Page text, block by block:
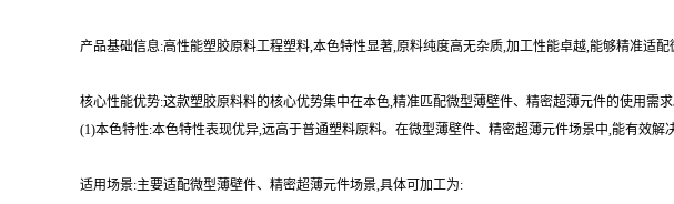
产品基础信息:高性能塑胶原料工程塑料,本色特性显著,原料纯度高无杂质,加工性能卓越,能够精准适
核心性能优势:这款塑胶原料料的核心优势集中在本色,精准匹配微型薄壁件、精密超薄元件的使用需求
(1)本色特性:本色特性表现优异,远高于普通塑料原料。在微型薄壁件、精密超薄元件场景中,能有效解
适用场景:主要适配微型薄壁件、精密超薄元件场景,具体可加工为: